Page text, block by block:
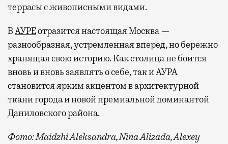
террасы с живописными видами.
ВАУРЕотразится настоящая Москва —
разнообразная, устремленная вперед, но бережно
хранящая свою историю. Как столица не боится
вновь и вновь заявлять о себе, так и АУРА
становится ярким акцентом в архитектурной
ткани города и новой премиальной доминантой
Даниловского района.
Фото:Maidzhi Aleksandra,Nina Alizada,Alexey